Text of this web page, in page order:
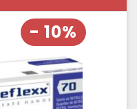
- 10%